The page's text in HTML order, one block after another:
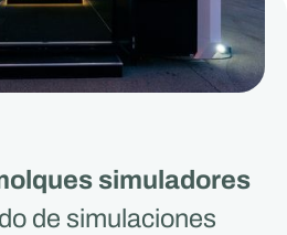
simuladores
de simulaciones